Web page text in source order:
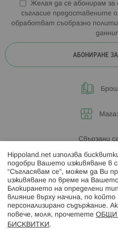
Желая да се абонирам
съгласие предоставените
обработват съобразно
АБОНИРАНЕ
Свързани
Hippoland.net използва
подобри Вашето изживяване в
“Съгласявам се”, можем да Ви
изживяване по време на
Блокирането на определени
влияние върху начина, по
персонализирано съдържание.
повече, моля, прочетете ОБЩИ
БИСКВИТКИ .